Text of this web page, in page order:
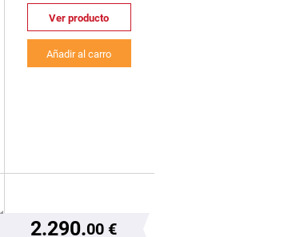
Ver producto
Añadir al carro
2.290.00 €